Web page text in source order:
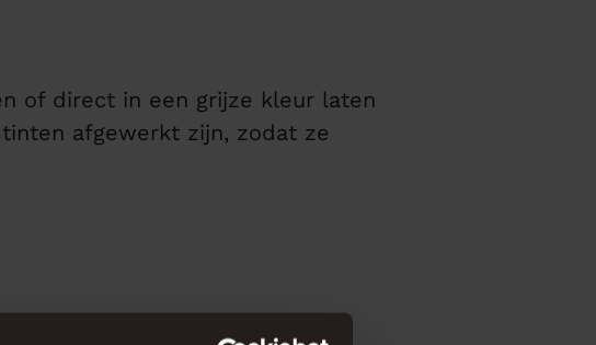
of direct in een grijze kleur laten
afgewerkt zijn, zodat ze